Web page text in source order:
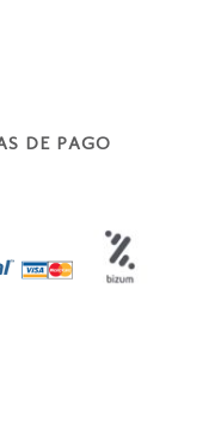
DE PAGO